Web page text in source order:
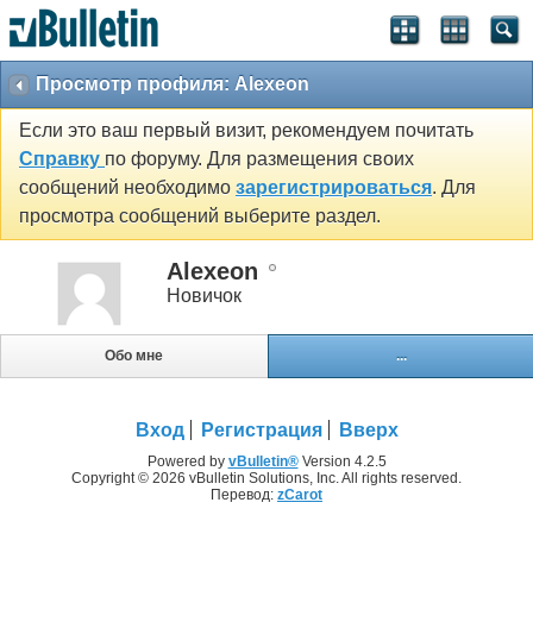
Просмотр профиля: Alexeon
Если это ваш первый визит, рекомендуем почитать
Справку по форуму. Для размещения своих
сообщений необходимо зарегистрироваться. Для
просмотра сообщений выберите раздел.
Alexeon
Новичок
Обо мне ...
Вход Регистрация Вверх
Powered by vBulletin®Version 4.2.5
Copyright © 2026 vBulletin Solutions, Inc. All rights reserved.
Перевод: zCarot